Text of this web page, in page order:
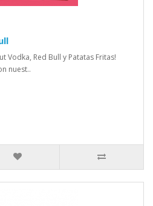
Vodka, Red Bull y Patatas Fritas!
nuest..